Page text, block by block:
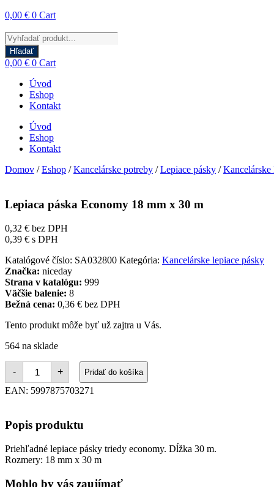
0,00 € 0 Cart
Products
search
Hľadať
0,00 € 0 Cart
Úvod
Eshop
Kontakt
Úvod
Eshop
Kontakt
Domov /Eshop /Kancelárske potreby /Lepiace pásky /Kancelárske
Lepiaca páska Economy 18 mm x 30 m
0,32 € bez DPH
0,39 € s DPH
Katalógové číslo: SA032800 Kategória: Kancelárske lepiace pásky
Značka: niceday
Strana v katalógu: 999
Väčšie balenie: 8
Bežná cena: 0,36 € bez DPH
Tento produkt môže byť už zajtra u Vás.
564 na sklade
-
množstvo
Lepiaca
páska
Economy
x
m
+ Pridať do košíka
EAN: 5997875703271
Popis produktu
Priehľadné lepiace pásky triedy economy. Dĺžka 30 m.
Rozmery: 18 mm x 30 m
Mohlo by vás zaujímať